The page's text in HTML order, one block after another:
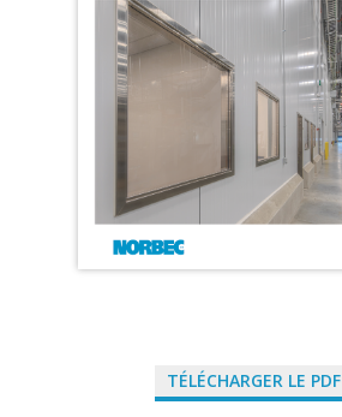
TÉLÉCHARGER LE PDF